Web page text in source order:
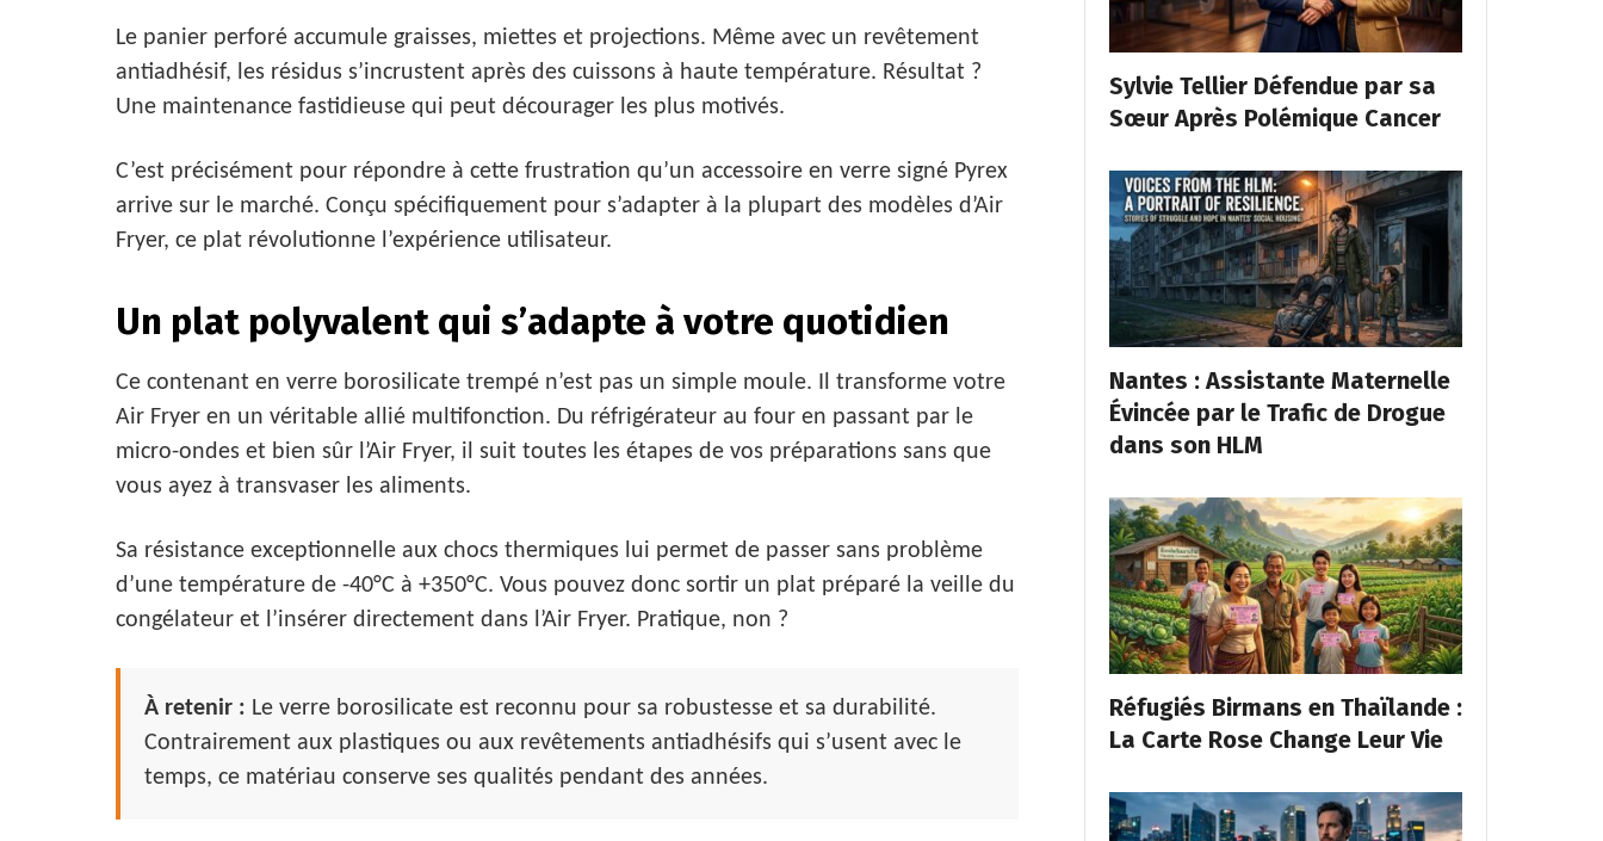
Le panier perforé accumule graisses, miettes et projections. Même avec un revêtement
antiadhésif, les résidus s’incrustent après des cuissons à haute température. Résultat ?
Une maintenance fastidieuse qui peut décourager les plus motivés.
C’est précisément pour répondre à cette frustration qu’un accessoire en verre signé Pyrex
arrive sur le marché. Conçu spécifiquement pour s’adapter à la plupart des modèles d’Air
Fryer, ce plat révolutionne l’expérience utilisateur.
Un plat polyvalent qui s’adapte à votre quotidien
Ce contenant en verre borosilicate trempé n’est pas un simple moule. Il transforme votre
Air Fryer en un véritable allié multifonction. Du réfrigérateur au four en passant par le
micro-ondes et bien sûr l’Air Fryer, il suit toutes les étapes de vos préparations sans que
vous ayez à transvaser les aliments.
Sa résistance exceptionnelle aux chocs thermiques lui permet de passer sans problème
d’une température de -40°C à +350°C. Vous pouvez donc sortir un plat préparé la veille du
congélateur et l’insérer directement dans l’Air Fryer. Pratique, non ?
À retenir : Le verre borosilicate est reconnu pour sa robustesse et sa durabilité.
Contrairement aux plastiques ou aux revêtements antiadhésifs qui s’usent avec le
temps, ce matériau conserve ses qualités pendant des années.
Sylvie Tellier Défendue par sa
Sœur Après Polémique Cancer
Nantes : Assistante Maternelle
Évincée par le Trafic de Drogue
dans son HLM
Réfugiés Birmans en Thaïlande :
La Carte Rose Change Leur Vie